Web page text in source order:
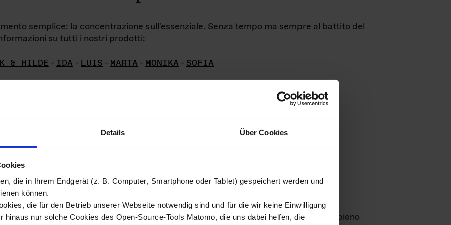
Details Über Cookies
die in Ihrem Endgerät (z. B. Computer, Smartphone oder Tablet) gespeichert werden und
können.
die für den Betrieb unserer Webseite notwendig sind und für die wir keine Einwilligung
hinaus nur solche Cookies des Open-Source-Tools Matomo, die uns dabei helfen, die
semplice: la concentrazione sull'essenziale. Senza tempo ma sempre al battito del
su tutti i nostri prodotti:
& HILDE - IDA - LUIS - MARTA - MONIKA - SOFIA
di immagini
materiale fotografico sono detenuti daDas ganze LebenGmbH e rimangono in pieno